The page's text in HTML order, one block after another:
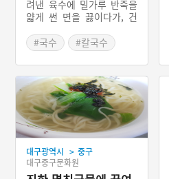
려낸 육수에 밀가루 반죽을
얇게 썬 면을 끓이다가, 건
어 넣고 익혀서 다진 마늘과
간장으로 양념을 하여 먹는
경기도 안산시 대부도의 향
토음식이다.
#국수
#칼국수
#경기도 별미
대구광역시 > 중구
대구중구문화원